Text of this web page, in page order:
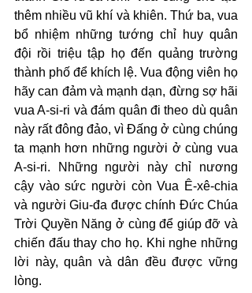
thêm nhiều vũ khí và khiên. Thứ ba, vua
bổ nhiệm những tướng chỉ huy quân
đội rồi triệu tập họ đến quảng trường
thành phố để khích lệ. Vua động viên họ
hãy can đảm và mạnh dạn, đừng sợ hãi
vua A-si-ri và đám quân đi theo dù quân
này rất đông đảo, vì Đấng ở cùng chúng
ta mạnh hơn những người ở cùng vua
A-si-ri. Những người này chỉ nương
cậy vào sức người còn Vua Ê-xê-chia
và người Giu-đa được chính Đức Chúa
Trời Quyền Năng ở cùng để giúp đỡ và
chiến đấu thay cho họ. Khi nghe những
lời này, quân và dân đều được vững
lòng.